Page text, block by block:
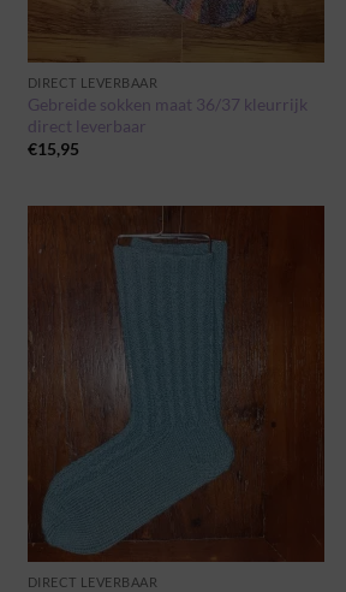
DIRECT LEVERBAAR
Gebreide sokken maat 36/37 kleurrijk
direct leverbaar
€15,95
DIRECT LEVERBAAR